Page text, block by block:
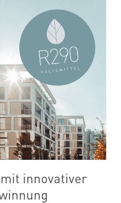
innovativer